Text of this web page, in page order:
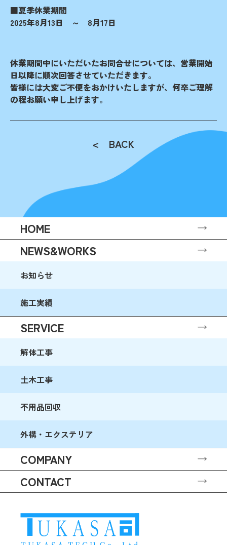
■夏季休業期間
2025年8月13日 ～ 8月17日
休業期間中にいただいたお問合せについては、営業開始
日以降に順次回答させていただきます。
皆様には大変ご不便をおかけいたしますが、何卒ご理解
の程お願い申し上げます。
< BACK
HOME
NEWS&WORKS
お知らせ
施工実績
SERVICE
解体工事
土木工事
不用品回収
外構・エクステリア
COMPANY
CONTACT